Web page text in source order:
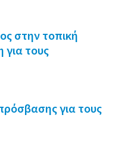
στην τοπική
για τους
για τους